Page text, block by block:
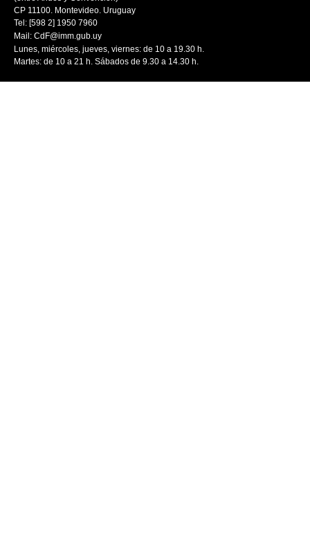
CP 11100. Montevideo. Uruguay
Tel: [598 2] 1950 7960
Mail: CdF@imm.gub.uy
Lunes, miércoles, jueves, viernes: de 10 a 19.30 h.
Martes: de 10 a 21 h. Sábados de 9.30 a 14.30 h.